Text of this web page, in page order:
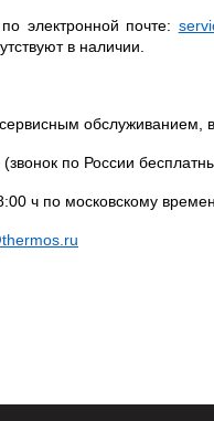
электронной почте:
в наличии.
по России
московскому
thermos.ru